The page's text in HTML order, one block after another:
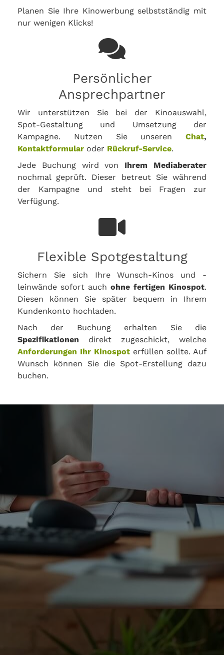
Planen Sie Ihre Kinowerbung selbstständig mit
nur wenigen Klicks!
Persönlicher
Ansprechpartner
Wir unterstützen Sie bei der Kinoauswahl,
Spot-Gestaltung und Umsetzung der
Kampagne. Nutzen Sie unseren Chat,
Kontaktformular oder Rückruf-Service.
Jede Buchung wird von Ihrem Mediaberater
nochmal geprüft. Dieser betreut Sie während
der Kampagne und steht bei Fragen zur
Verfügung.
Flexible Spotgestaltung
Sichern Sie sich Ihre Wunsch-Kinos und -
leinwände sofort auch ohne fertigen Kinospot.
Diesen können Sie später bequem in Ihrem
Kundenkonto hochladen.
Nach der Buchung erhalten Sie die
Spezifikationen direkt zugeschickt, welche
Anforderungen Ihr Kinospot erfüllen sollte. Auf
Wunsch können Sie die Spot-Erstellung dazu
buchen.